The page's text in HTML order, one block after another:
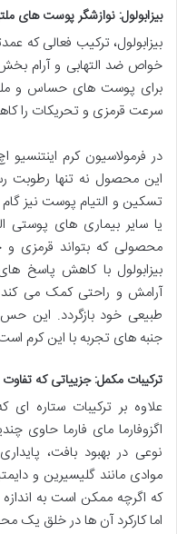
بیزابولول: نوازشگر پوست های
بیزابولول، ترکیب فعالی که
خواص ضد التهابی و آرام
برای پوست های حساس و
سرعت قرمزی و تحریکات را
در فرمولاسیون کرم
این محصول نه تنها رطوبت
تسکین و التیام پوست نیز گام
یا سایر بیماری های پوستی
محصولی که بتواند قرمزی و
بیزابولول با کاهش پاسخ
آرامش و راحتی کمک می
طبیعی خود بازگردد. این
جنبه های تجربه با این کرم
ترکیبات مکمل: جزییاتی که
علاوه بر ترکیبات ستاره ای
اگزوفارما مای فارما حاوی
نوعی در بهبود بافت،
موادی مانند گلیسیرین و
که اگرچه ممکن است به
اما کارکرد آن ها در خلق یک